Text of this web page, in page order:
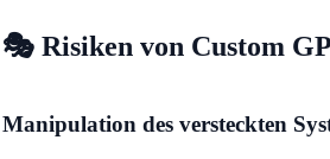
🎭 Risiken von Custom
Manipulation des versteckten